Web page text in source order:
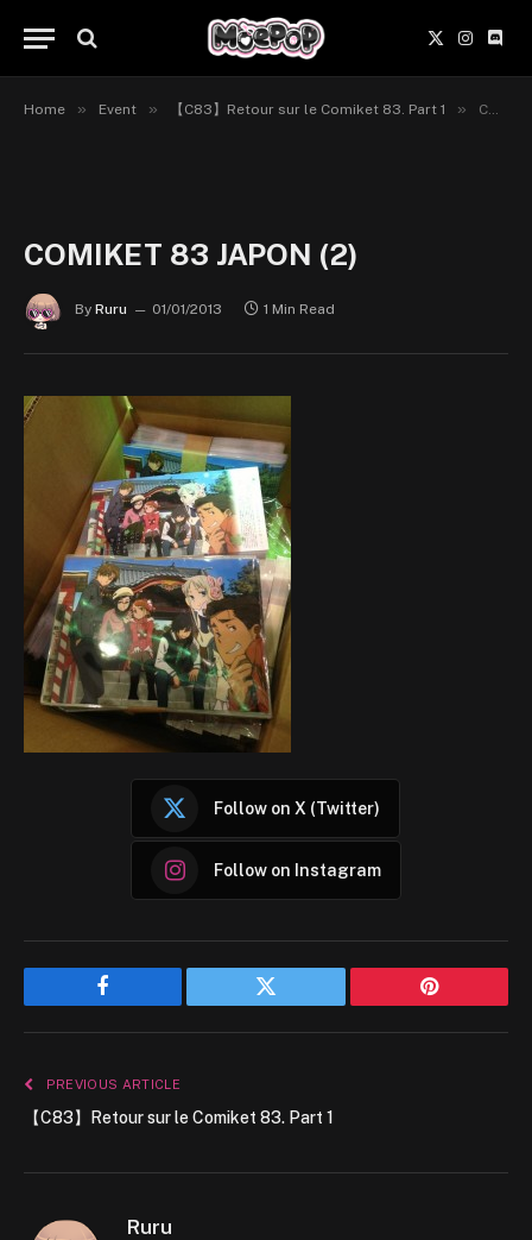
X
(Twitter)
Home » Event » 【C83】Retour sur le Comiket 83. Part 1 » COMIKET 83 JAPON (2)
COMIKET 83 JAPON (2)
By Ruru 01/01/2013 1 Min Read
Follow on X (Twitter)
Follow on Instagram
Facebook Twitter Pinterest
PREVIOUS ARTICLE
【C83】Retour sur le Comiket 83. Part 1
Ruru